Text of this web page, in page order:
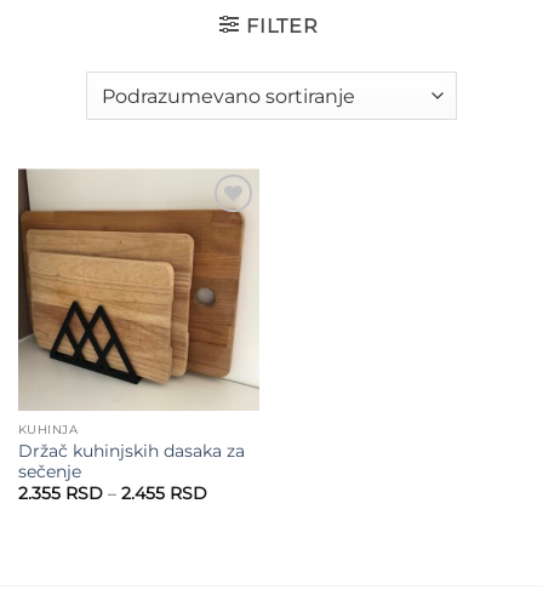
FILTER
Add to
wishlist
KUHINJA
Držač kuhinjskih dasaka za
sečenje
2.355 RSD – 2.455 RSDRaspon